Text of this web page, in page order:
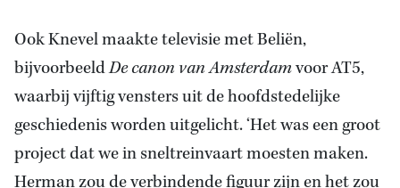
Ook Knevel maakte televisie met Beliën,
bijvoorbeeldDe canon van Amsterdamvoor AT5,
waarbij vijftig vensters uit de hoofdstedelijke
geschiedenis worden uitgelicht. ‘Het was een groot
project dat we in sneltreinvaart moesten maken.
Herman zou de verbindende figuur zijn en het zou